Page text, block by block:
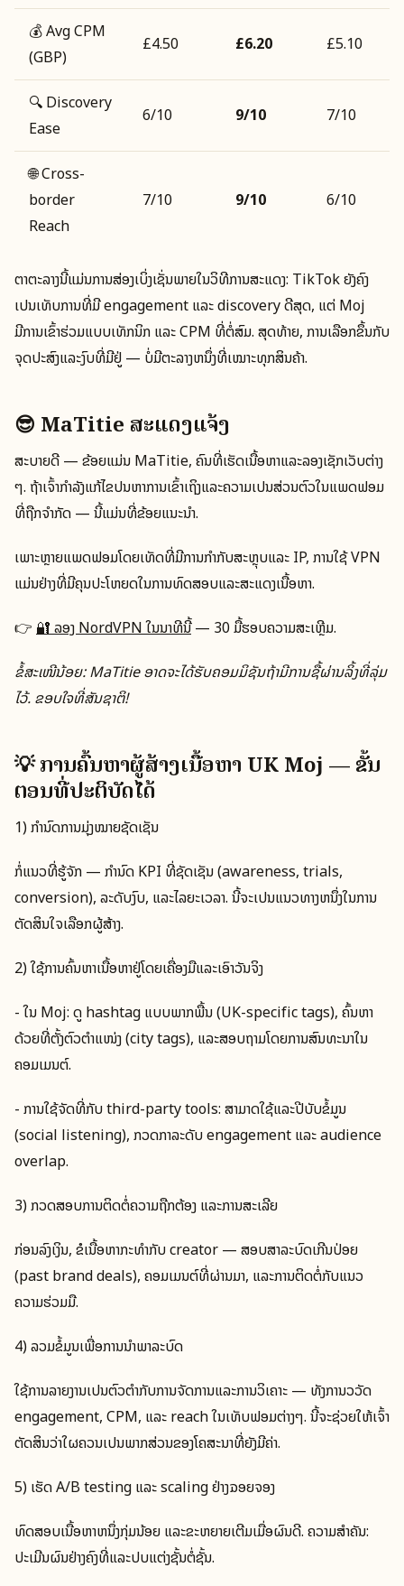
💰 Avg CPM
(GBP)
£4.50 £6.20 £5.10
🔍 Discovery
Ease
6/10 9/10 7/10
🌐 Cross-
border
Reach
7/10 9/10 6/10
ຕາຕະລາງນີ້ແມ່ນການສ່ອງເບິ່ງເຊັ່ນພາຍໃນວິທີການສະແດງ: TikTok ຍັງຄົງ
ເປັນເທັບການທີ່ມີ engagement ແລະ discovery ດີສຸດ, ແຕ່ Moj
ມີການເຂົ້າຮ່ວມແບບເທັກນິກ ແລະ CPM ທີ່ຕໍ່ສົມ. ສຸດທ້າຍ, ການເລືອກຂຶ້ນກັບ
ຈຸດປະສົງແລະງົບທີ່ມີຢູ່ — ບໍ່ມີຕະລາງຫນຶ່ງທີ່ເໝາະທຸກສິນຄ້າ.
😎 MaTitie ສະແດງແຈ້ງ
ສະບາຍດີ — ຂ້ອຍແມ່ນ MaTitie, ຄົນທີ່ເຮັດເນື້ອຫາແລະລອງເຊັກເວັບຕ່າງ
ໆ. ຖ້າເຈົ້າກຳລັງແກ້ໄຂປັນຫາການເຂົ້າເຖິງແລະຄວາມເປັນສ່ວນຕົວໃນແພດຟອມ
ທີ່ຖືກຈຳກັດ — ນີ້ແມ່ນທີ່ຂ້ອຍແນະນໍາ.
ເພາະຫຼາຍແພດຟອມໂດຍເທັດທີ່ມີການກຳກັບສະຫຼຸບແລະ IP, ການໃຊ້ VPN
ແມ່ນຢ່າງທີ່ມີຄຸນປະໂຫຍດໃນການທົດສອບແລະສະແດງເນື້ອຫາ.
👉 🔐 ລອງ NordVPN ໃນນາທີນີ້— 30 ມື້ຮອບຄວາມສະເຫຼີມ.
ຂໍ້ສະເໜີນ້ອຍ: MaTitie ອາດຈະໄດ້ຮັບຄອມມິຊັນຖ້າມີການຊື້ຜ່ານລິ້ງທີ່ລຸ່ມ
ໄວ້. ຂອບໃຈທີ່ສັນຊາຕິ!
💡 ການຄົ້ນຫາຜູ້ສ້າງເນື້ອຫາ UK Moj — ຂັ້ນ
ຕອນທີ່ປະຕິບັດໄດ້
1) ກຳນົດການມຸ່ງໝາຍຊັດເຊັນ
ກໍ່ແນວທີ່ຮູ້ຈັກ — ກຳນົດ KPI ທີ່ຊັດເຊັນ (awareness, trials,
conversion), ລະດັບງົບ, ແລະໄລຍະເວລາ. ນີ້ຈະເປັນແນວທາງຫນຶ່ງໃນການ
ຕັດສິນໃຈເລືອກຜູ້ສ້າງ.
2) ໃຊ້ການຄົ້ນຫາເນື້ອຫາຢູ່ໂດຍເຄື່ອງມືແລະເອົາວັນຈິງ
- ໃນ Moj: ດູ hashtag ແບບພາກພື້ນ (UK-specific tags), ຄົ້ນຫາ
ດ້ວຍທີ່ຕັ້ງຕົວຕຳແໜ່ງ (city tags), ແລະສອບຖາມໂດຍການສົນທະນາໃນ
ຄອມເມນຕ໌.
- ການໃຊ້ຈັດທີ່ກັບ third-party tools: ສາມາດໃຊ້ແລະປີບັບຂໍ້ມູນ
(social listening), ກວດກາລະດັບ engagement ແລະ audience
overlap.
3) ກວດສອບການຕິດຕໍ່ຄວາມຖືກຕ້ອງ ແລະການສະເລີຍ
ກ່ອນລົງເງິນ, ຂໍເນື້ອຫາກະທຳກັບ creator — ສອບສາລະບົດເກີນປ່ອຍ
(past brand deals), ຄອມເມນຕ໌ທີ່ຜ່ານມາ, ແລະການຕິດຕໍ່ກັບແນວ
ຄວາມຮ່ວມມື.
4) ລວມຂໍ້ມູນເພື່ອການນຳພາລະບົດ
ໃຊ້ການລາຍງານເປັນຕົວຕຳກັບການຈັດການແລະການວິເຄາະ — ທັງການວວັດ
engagement, CPM, ແລະ reach ໃນເທັບຟອມຕ່າງໆ. ນີ້ຈະຊ່ວຍໃຫ້ເຈົ້າ
ຕັດສິນວ່າໃຜຄວນເປັນພາກສ່ວນຂອງໂຄສະນາທີ່ຍັງມີຄ່າ.
5) ເຮັດ A/B testing ແລະ scaling ຢ່າງຉອຍຈອງ
ທົດສອບເນື້ອຫາຫນຶ່ງກຸ່ມນ້ອຍ ແລະຂະຫຍາຍເຕີມເມື່ອຜົນດີ. ຄວາມສຳຄັນ:
ປະເມີນຜົນຢ່າງຄົງທີ່ແລະປັບແຕ່ງຊັ້ນຕໍ່ຊັ້ນ.